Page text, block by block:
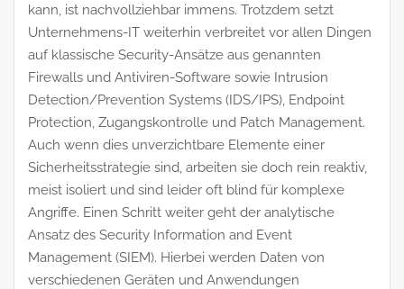
kann, ist nachvollziehbar immens. Trotzdem setzt
Unternehmens-IT weiterhin verbreitet vor allen Dingen
auf klassische Security-Ansätze aus genannten
Firewalls und Antiviren-Software sowie Intrusion
Detection/Prevention Systems (IDS/IPS), Endpoint
Protection, Zugangskontrolle und Patch Management.
Auch wenn dies unverzichtbare Elemente einer
Sicherheitsstrategie sind, arbeiten sie doch rein reaktiv,
meist isoliert und sind leider oft blind für komplexe
Angriffe. Einen Schritt weiter geht der analytische
Ansatz des Security Information and Event
Management (SIEM). Hierbei werden Daten von
verschiedenen Geräten und Anwendungen